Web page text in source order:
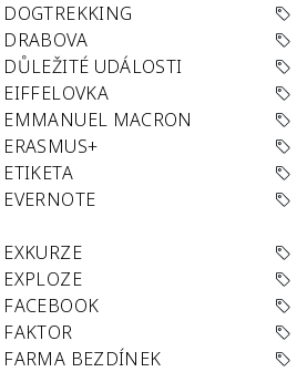
DOGTREKKING
DRABOVA
DŮLEŽITÉ UDÁLOSTI
EIFFELOVKA
EMMANUEL MACRON
ERASMUS+
ETIKETA
EVERNOTE
EXKURZE
EXPLOZE
FACEBOOK
FAKTOR
FARMA BEZDÍNEK